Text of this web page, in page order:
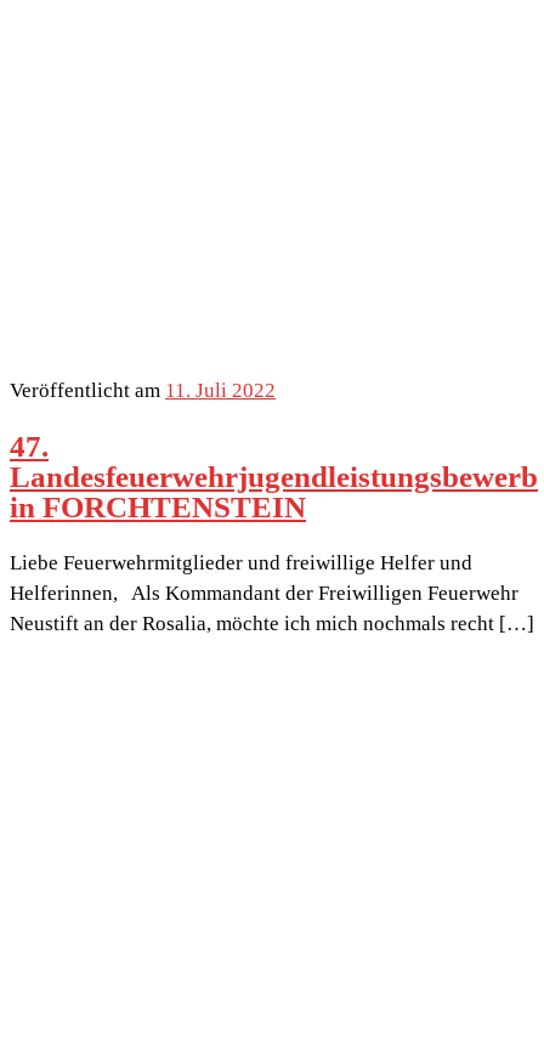
Veröffentlicht am 11. Juli 2022
47.
Landesfeuerwehrjugendleistungsbewerb
in FORCHTENSTEIN
Liebe Feuerwehrmitglieder und freiwillige Helfer und
Helferinnen, Als Kommandant der Freiwilligen Feuerwehr
Neustift an der Rosalia, möchte ich mich nochmals recht […]